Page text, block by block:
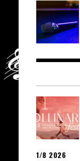
1/8 2026